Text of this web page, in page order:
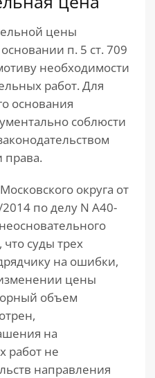
цены
п. 5 ст. 709
необходимости
работ. Для
основания
соблюсти
права.
округа от
по делу N А40-
суды трех
на ошибки,
цены
объем
на
работ не
направления